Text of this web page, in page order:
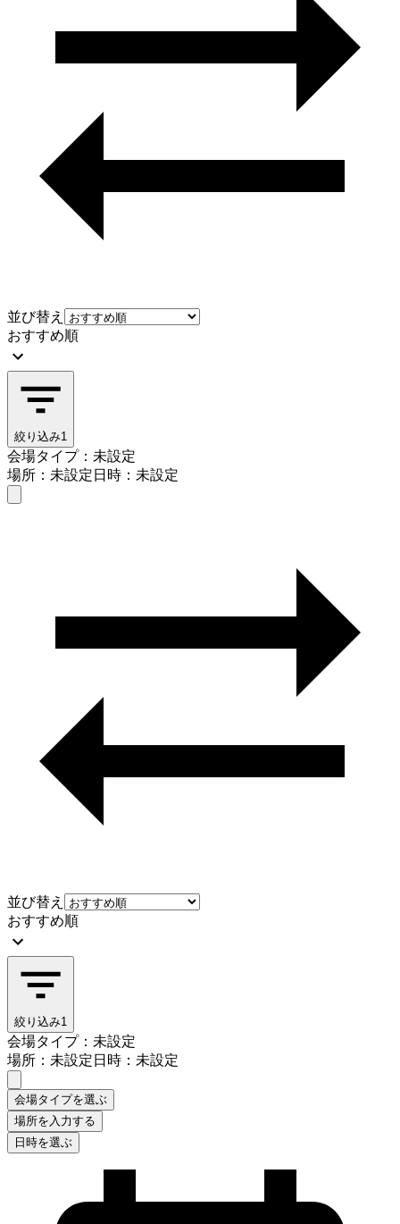
並び替え
おすすめ順
絞り込み1
会場タイプ：未設定
場所：未設定日時：未設定
並び替え
おすすめ順
絞り込み1
会場タイプ：未設定
場所：未設定日時：未設定
会場タイプを選ぶ
場所を入力する
日時を選ぶ